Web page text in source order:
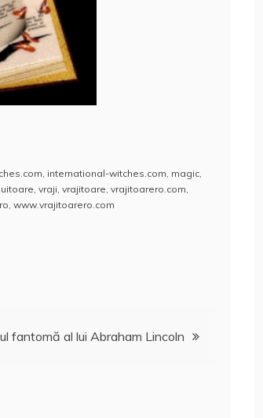
, international-witches.com, magic,
, vraji, vrajitoare, vrajitoarero.com,
, www.vrajitoarero.com
fantomă al lui Abraham Lincoln